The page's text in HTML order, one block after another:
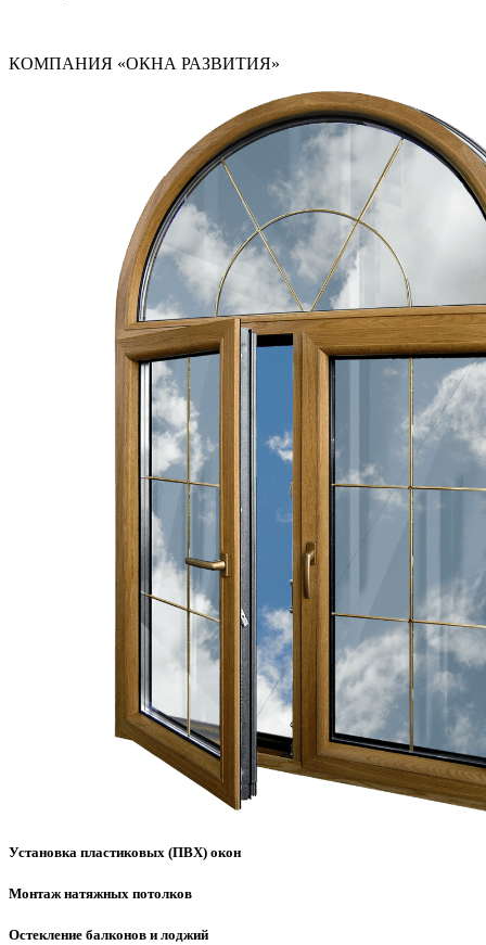
КОМПАНИЯ «ОКНА РАЗВИТИЯ»
Установка пластиковых (ПВХ) окон
Монтаж натяжных потолков
Остекление балконов и лоджий